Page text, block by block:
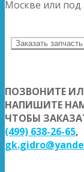
Москве или под
Заказать запчасть
ПОЗВОНИТЕ
НАПИШИТЕ
ЧТОБЫ
(499) 638-26-65,